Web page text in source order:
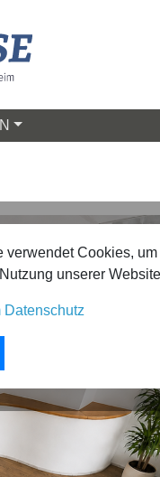
verwendet Cookies,
unserer
Datenschutz